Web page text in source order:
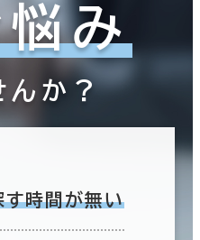
み
んか？
す時間が無い